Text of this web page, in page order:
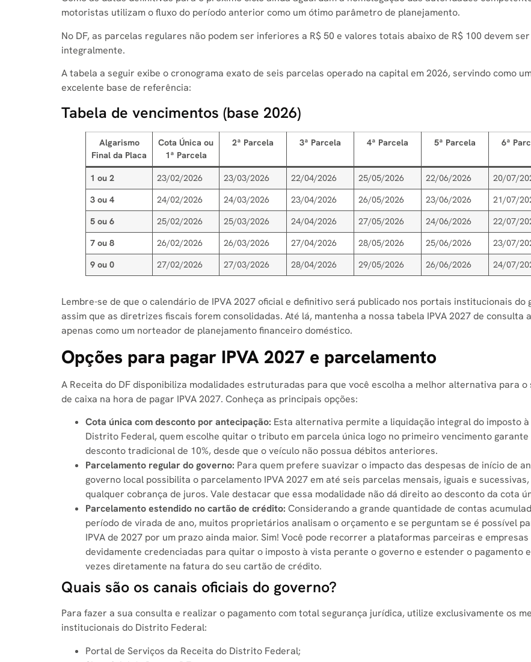
motoristas utilizam o fluxo do período anterior como um ótimo parâmetro de planejamento.
No DF, as parcelas regulares não podem ser inferiores a R$ 50 e valores totais abaixo de R$ 100 devem
integralmente.
A tabela a seguir exibe o cronograma exato de seis parcelas operado na capital em 2026, servindo como
excelente base de referência:
Tabela de vencimentos (base 2026)
Algarismo
Final da Placa
Cota Única ou
1ª Parcela
2ª Parcela 3ª Parcela 4ª Parcela 5ª Parcela 6ª
1 ou 2 23/02/2026 23/03/2026 22/04/2026 25/05/2026 22/06/2026
20/07/
3 ou 4
24/02/2026 24/03/2026 23/04/2026 26/05/2026 23/06/2026
21/07/
5 ou 6
25/02/2026 25/03/2026 24/04/2026 27/05/2026 24/06/2026
22/07/
7 ou 8
26/02/2026 26/03/2026 27/04/2026 28/05/2026 25/06/2026
23/07/
9 ou 0
27/02/2026 27/03/2026 28/04/2026 29/05/2026 26/06/2026 24/07/
Lembre-se de que o calendário de IPVA 2027 oficial e definitivo será publicado nos portais institucionais do
assim que as diretrizes fiscais forem consolidadas. Até lá, mantenha a nossa tabela IPVA 2027 de consulta
apenas como um norteador de planejamento financeiro doméstico.
Opções para pagar IPVA 2027 e parcelamento
A Receita do DF disponibiliza modalidades estruturadas para que você escolha a melhor alternativa para o
de caixa na hora de pagar IPVA 2027. Conheça as principais opções:
Cota única com desconto por antecipação: Esta alternativa permite a liquidação integral do imposto
Distrito Federal, quem escolhe quitar o tributo em parcela única logo no primeiro vencimento garante
desconto tradicional de 10%, desde que o veículo não possua débitos anteriores.
Parcelamento regular do governo: Para quem prefere suavizar o impacto das despesas de início de
governo local possibilita o parcelamento IPVA 2027 em até seis parcelas mensais, iguais e
qualquer cobrança de juros. Vale destacar que essa modalidade não dá direito ao desconto da cota
Parcelamento estendido no cartão de crédito: Considerando a grande quantidade de contas
período de virada de ano, muitos proprietários analisam o orçamento e se perguntam se é possível
IPVA de 2027 por um prazo ainda maior. Sim! Você pode recorrer a plataformas parceiras e
devidamente credenciadas para quitar o imposto à vista perante o governo e estender o pagamento
vezes diretamente na fatura do seu cartão de crédito.
Quais são os canais oficiais do governo?
Para fazer a sua consulta e realizar o pagamento com total segurança jurídica, utilize exclusivamente os
institucionais do Distrito Federal:
Portal de Serviços da Receita do Distrito Federal;